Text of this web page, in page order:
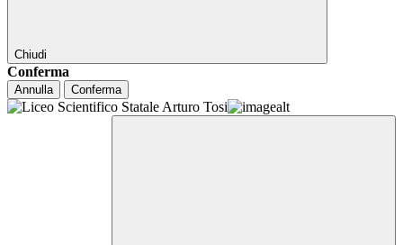
Chiudi
Conferma
Annulla Conferma